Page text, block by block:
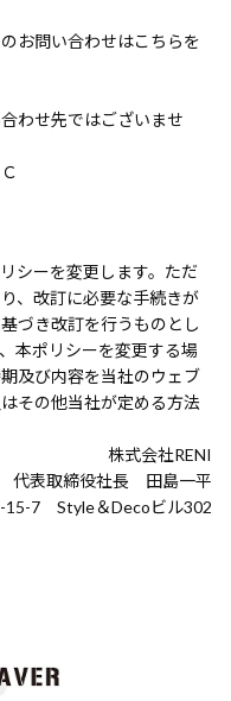
お問い合わせはこちらを
わせ先ではございませ
シーを変更します。ただ
、改訂に必要な手続きが
づき改訂を行うものとし
本ポリシーを変更する場
及び内容を当社のウェブ
その他当社が定める方法
株式会社RENI
代表取締役社長 田島一平
15-7 Style＆Decoビル302